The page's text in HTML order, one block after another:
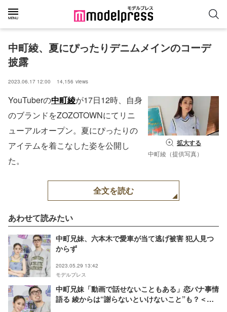
中町綾、夏にぴったりデニムメインのコーデ
披露
2023.06.17 12:00 14,156 views
拡大する
中町綾（提供写真）
YouTuberの中町綾が17日12時、自身
のブランドをZOZOTOWNにてリニ
ューアルオープン。夏にぴったりの
アイテムを着こなした姿を公開し
た。
全文を読む
あわせて読みたい
中町兄妹、六本木で愛車が当て逃げ被害 犯人見つ
からず
2023.05.29 13:42
モデルプレス
中町兄妹「動画で話せないこともある」恋バナ事情
語る 綾からは“謝らないといけないこと”も？＜モ